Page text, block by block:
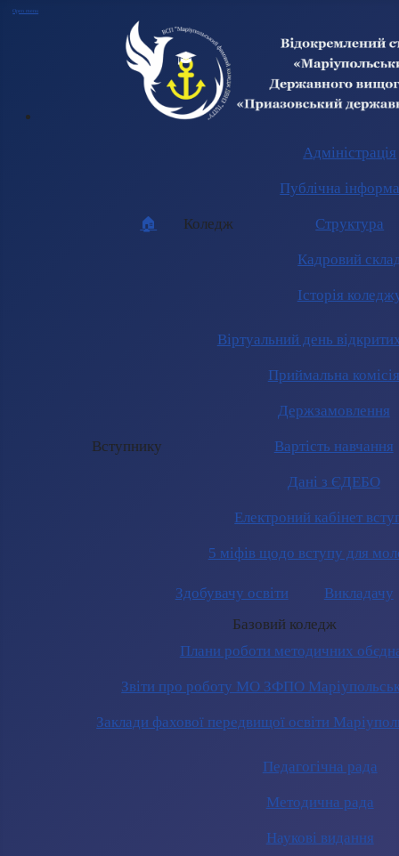
Open menu
🏠︎ Коледж
Адміністрація
Публічна
Структура
Кадровий
Історія
Вступнику
Віртуальний день
Приймальна комісія
Держзамовлення
Вартість навчання
Дані з ЄДЕБО
Електроний кабінет
5 міфів щодо вступу для
Здобувачу освіти
Викладачу
Базовий коледж
Плани роботи методичних
Звіти про роботу МО ЗФПО
Заклади фахової передвищої освіти
Педагогічна рада
Методична рада
Наукові видання